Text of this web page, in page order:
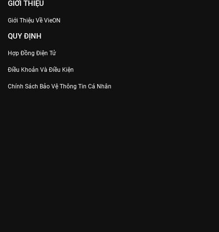
GIỚI THIỆU
Giới Thiệu Về VieON
QUY ĐỊNH
Hợp Đồng Điện Tử
Điều Khoản Và Điều Kiện
Chính Sách Bảo Vệ Thông Tin Cá Nhân